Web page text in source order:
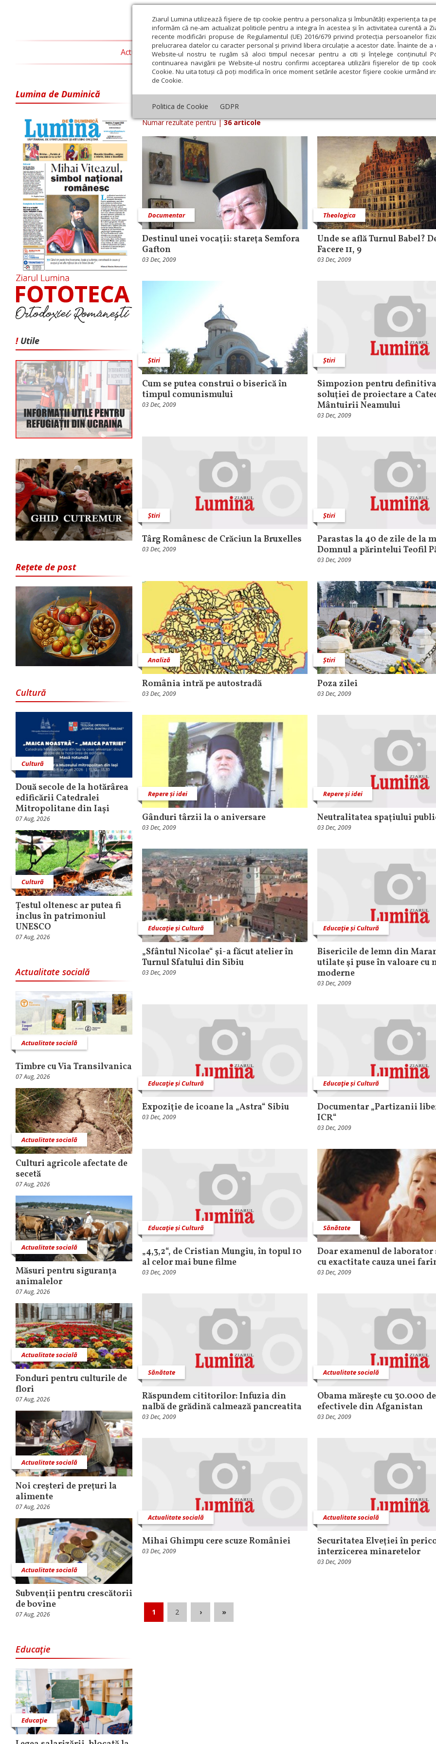
Ziarul Lumina utilizează fişiere de tip cookie pentru a personaliza și îmbunătăți experiența ta
informăm că ne-am actualizat politicile pentru a integra în acestea și în activitatea curentă a
recente modificări propuse de Regulamentul (UE) 2016/679 privind protecția persoanelor
prelucrarea datelor cu caracter personal și privind libera circulație a acestor date. Înainte de
Website-ul nostru te rugăm să aloci timpul necesar pentru a citi și înțelege conținutul
continuarea navigării pe Website-ul nostru confirmi acceptarea utilizării fişierelor de tip
Cookie. Nu uita totuși că poți modifica în orice moment setările acestor fişiere cookie urmând
de Cookie.
Politica de Cookie GDPR
Actualitate religioasă Teologie și spiritualitate Educaţie și Cultură Societate
Lumina de Duminică
! Utile
Rețete de post
Cultură
Cultură
Două secole de la hotărârea
edificării Catedralei
Mitropolitane din Iași
07 Aug, 2026
Cultură
Țestul oltenesc ar putea fi
inclus în patrimoniul
UNESCO
07 Aug, 2026
Actualitate socială
Actualitate socială
Timbre cu Via Transilvanica
07 Aug, 2026
Actualitate socială
Culturi agricole afectate de
secetă
07 Aug, 2026
Actualitate socială
Măsuri pentru siguranţa
animalelor
07 Aug, 2026
Actualitate socială
Fonduri pentru culturile de
flori
07 Aug, 2026
Actualitate socială
Noi creşteri de preţuri la
alimente
07 Aug, 2026
Actualitate socială
Subvenţii pentru crescătorii
de bovine
07 Aug, 2026
Educaţie
Educaţie
Arhiva ziar Ziarul Lumina din 03 Decembrie 2009
Numar rezultate pentru|36 articole
Documentar
Destinul unei vocaţii: stareţa Semfora
Gafton
03 Dec, 2009
Theologica
Unde se află Turnul Babel?
Facere 11, 9
03 Dec, 2009
Știri
Cum se putea construi o biserică în
timpul comunismului
03 Dec, 2009
Știri
Simpozion pentru
soluţiei de proiectare a
Mântuirii Neamului
03 Dec, 2009
Știri
Târg Românesc de Crăciun la Bruxelles
03 Dec, 2009
Știri
Parastas la 40 de zile de la
Domnul a părintelui Teofil
03 Dec, 2009
Analiză
România intră pe autostradă
03 Dec, 2009
Știri
Poza zilei
03 Dec, 2009
Repere și idei
Gânduri târzii la o aniversare
03 Dec, 2009
Repere și idei
Neutralitatea spaţiului
03 Dec, 2009
Educaţie și Cultură
„Sfântul Nicolae“ şi-a făcut atelier în
Turnul Sfatului din Sibiu
03 Dec, 2009
Educaţie și Cultură
Bisericile de lemn din
utilate şi puse în valoare cu
moderne
03 Dec, 2009
Educaţie și Cultură
Expoziţie de icoane la „Astra“ Sibiu
03 Dec, 2009
Educaţie și Cultură
Documentar „Partizanii
ICR“
03 Dec, 2009
Educaţie și Cultură
„4,3,2“, de Cristian Mungiu, în topul 10
al celor mai bune filme
03 Dec, 2009
Sănătate
Doar examenul de laborator
cu exactitate cauza unei
03 Dec, 2009
Sănătate
Răspundem cititorilor: Infuzia din
nalbă de grădină calmează pancreatita
03 Dec, 2009
Actualitate socială
Obama măreşte cu 30.000
efectivele din Afganistan
03 Dec, 2009
Actualitate socială
Mihai Ghimpu cere scuze României
03 Dec, 2009
Actualitate socială
Securitatea Elveţiei în
interzicerea minaretelor
03 Dec, 2009
1 2 › »